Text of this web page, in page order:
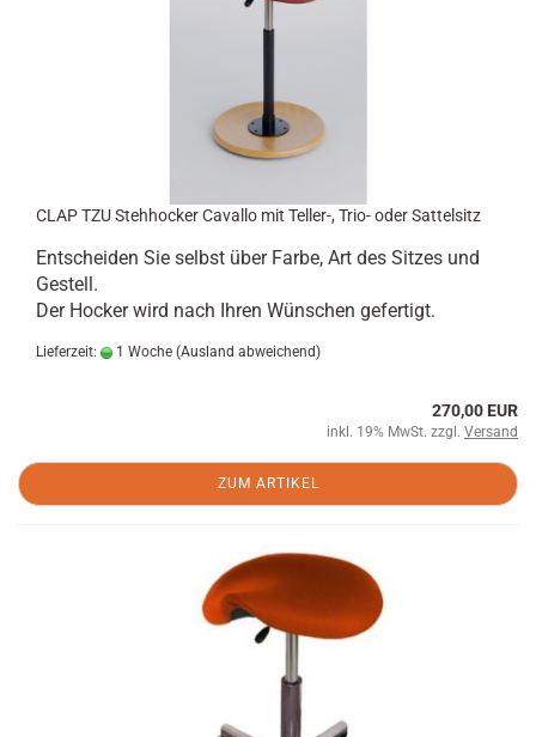
CLAP TZU Stehhocker Cavallo mit Teller-, Trio- oder Sattelsitz
Entscheiden Sie selbst über Farbe, Art des Sitzes und
Gestell.
Der Hocker wird nach Ihren Wünschen gefertigt.
Lieferzeit: 1 Woche (Ausland abweichend)
270,00 EUR
inkl. 19% MwSt. zzgl. Versand
ZUM ARTIKEL